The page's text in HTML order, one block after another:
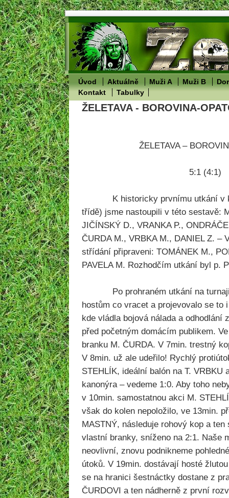
Úvod Aktuálně Muži A Muži B
Kontakt
Tabulky
ŽELETAVA - BOROVINA-
ŽELETAVA –
5:1 (4:1)
K historicky prvnímu utkání v
třídě) jsme nastoupili v této sestavě:
JIČÍNSKÝ D., VRANKA P.,
ČURDA M., VRBKA M., DANIEL Z. –
střídání připraveni: TOMÁNEK M.,
PAVELA M. Rozhodčím utkání byl p.
Po prohraném utkání na turnaji
hostům co vracet a projevovalo se to
kde vládla bojová nálada a odhodlání
před početným domácím publikem.
branku M. ČURDA. V 7min. trestný
V 8min. už ale udeřilo! Rychlý
STEHLÍK, ideální balón na T. VRBKU
kanonýra – vedeme 1:0. Aby toho
v 10min. samostatnou akci M.
však do kolen nepoložilo, ve 13min.
MASTNÝ, následuje rohový kop a
vlastní branky, sníženo na 2:1. Naše
neovlivní, znovu podnikneme
útoků. V 19min. dostávají hosté
se na hranici šestnáctky dostane z
ČURDOVI a ten nádherně z první